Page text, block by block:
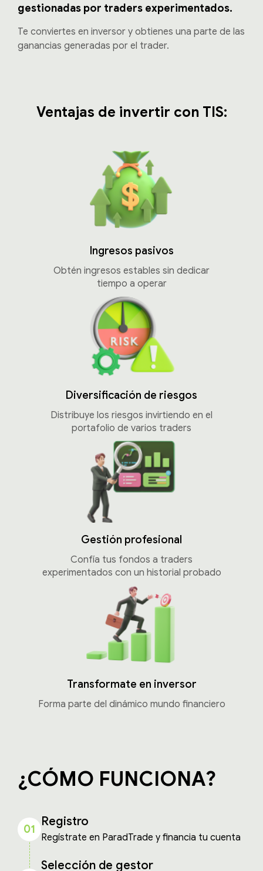
gestionadas por traders experimentados.
Te conviertes en inversor y obtienes una parte de las
ganancias generadas por el trader.
Ventajas de invertir con TIS:
Ingresos pasivos
Obtén ingresos estables sin dedicar
tiempo a operar
Diversificación de riesgos
Distribuye los riesgos invirtiendo en el
portafolio de varios traders
Gestión profesional
Confía tus fondos a traders
experimentados con un historial probado
Transformate en inversor
Forma parte del dinámico mundo financiero
¿CÓMO FUNCIONA?
01
Registro
Regístrate en ParadTrade y financia tu cuenta
Selección de gestor